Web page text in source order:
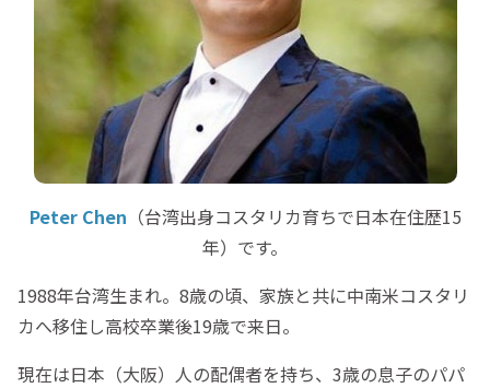
Peter Chen （台湾出身コスタリカ育ちで日本在住歴15
年）です。
1988年台湾生まれ。8歳の頃、家族と共に中南米コスタリ
カへ移住し高校卒業後19歳で来日。
現在は日本（大阪）人の配偶者を持ち、3歳の息子のパパ